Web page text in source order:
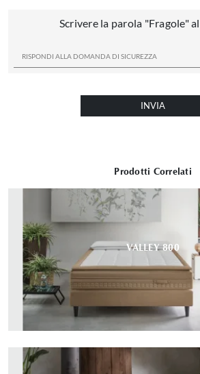
Prodotti Correlati
VALLEY 800
Scrivere la parola "Fragole"
INVIA